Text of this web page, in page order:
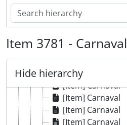
Item 3781 - Carnaval
Hide hierarchy
[Item] Carnaval
[Item] Carnaval
[Item] Carnaval
[Item] Carnaval
[Item] Carnaval
[Item] Carnaval
[Item] Carnaval
[Item] Carnaval
[Item] Carnaval
[Item] Carnaval